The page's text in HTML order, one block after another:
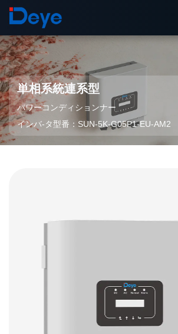
単相系統連系型
パワーコンディションナー
インバ-タ型番：SUN-5K-G05P1-EU-AM2